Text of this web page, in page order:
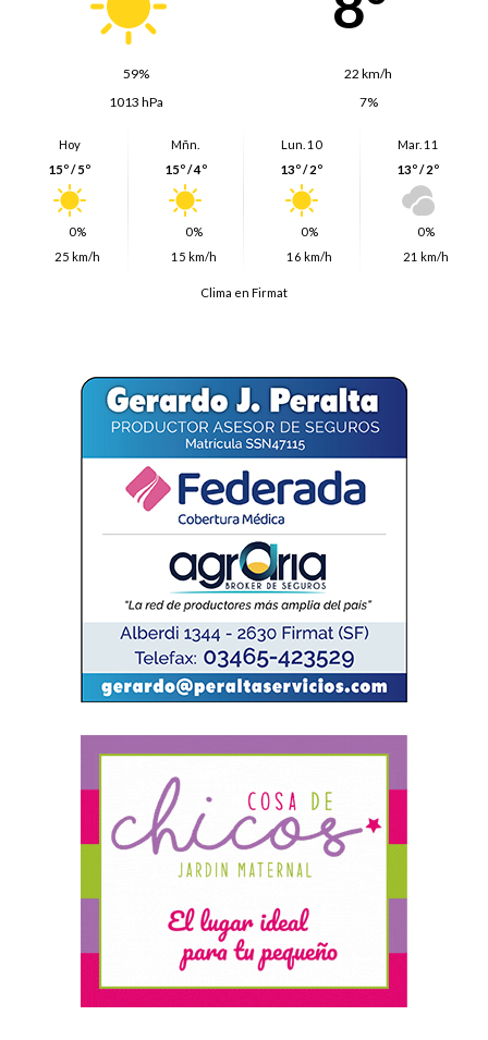
59%
22 km/h
1013 hPa
7%
Hoy
15º / 5º
0%
25 km/h
Mñn.
15º / 4º
0%
15 km/h
Lun. 10
13º / 2º
0%
16 km/h
Mar. 11
13º / 2º
0%
21 km/h
Clima en Firmat